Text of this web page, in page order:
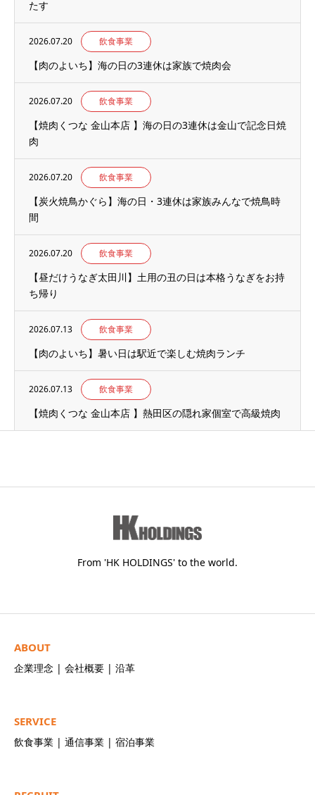
たす
2026.07.20 飲食事業
【肉のよいち】海の日の3連休は家族で焼肉会
2026.07.20 飲食事業
【焼肉くつな 金山本店 】海の日の3連休は金山で記念日焼
肉
2026.07.20 飲食事業
【炭火焼鳥かぐら】海の日・3連休は家族みんなで焼鳥時
間
2026.07.20 飲食事業
【昼だけうなぎ太田川】土用の丑の日は本格うなぎをお持
ち帰り
2026.07.13 飲食事業
【肉のよいち】暑い日は駅近で楽しむ焼肉ランチ
2026.07.13 飲食事業
【焼肉くつな 金山本店 】熱田区の隠れ家個室で高級焼肉
From 'HK HOLDINGS' to the world.
ABOUT
企業理念 | 会社概要 | 沿革
SERVICE
飲食事業 | 通信事業 | 宿泊事業